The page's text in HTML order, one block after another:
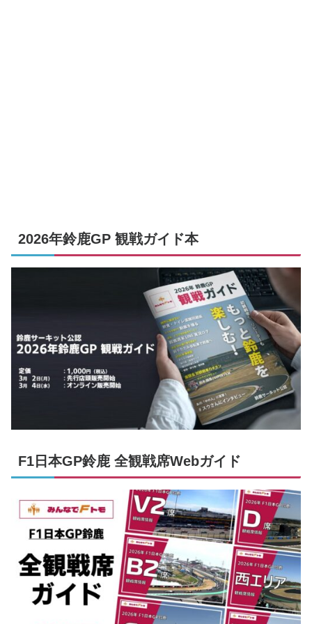
2026年鈴鹿GP 観戦ガイド本
F1日本GP鈴鹿 全観戦席Webガイド